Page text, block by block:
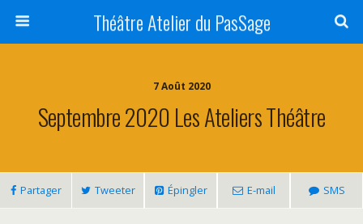
Théâtre Atelier du PasSage
7 Août 2020
Septembre 2020 Les Ateliers Théâtre
Partager Tweeter Épingler E-mail SMS